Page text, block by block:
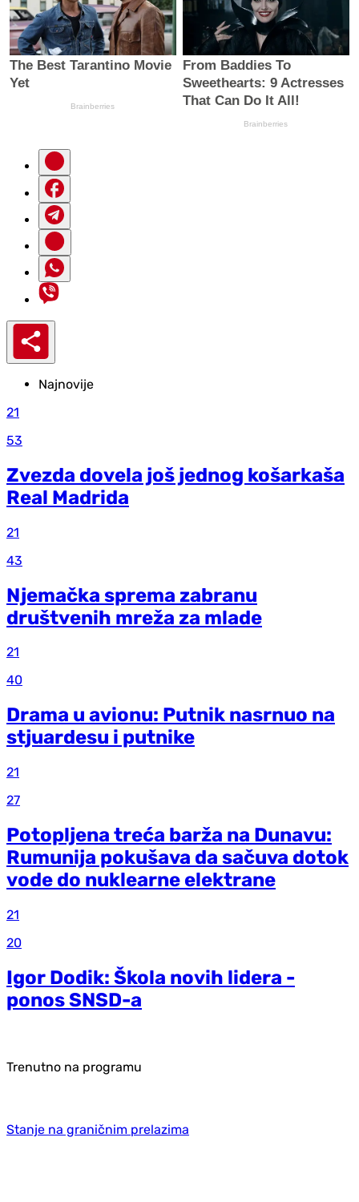
Najnovije
21
53
Zvezda dovela još jednog košarkaša
Real Madrida
21
43
Njemačka sprema zabranu
društvenih mreža za mlade
21
40
Drama u avionu: Putnik nasrnuo na
stjuardesu i putnike
21
27
Potopljena treća barža na Dunavu:
Rumunija pokušava da sačuva dotok
vode do nuklearne elektrane
21
20
Igor Dodik: Škola novih lidera -
ponos SNSD-a
Trenutno na programu
Stanje na graničnim prelazima